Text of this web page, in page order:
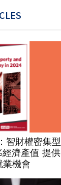
智財權密集型
經濟產值 提供
業機會